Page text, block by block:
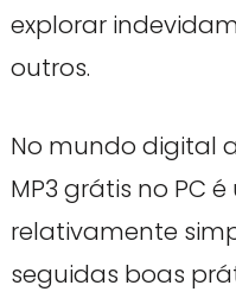
explorar
outros.
No mundo digital
MP3 grátis no PC
relativamente
seguidas boas